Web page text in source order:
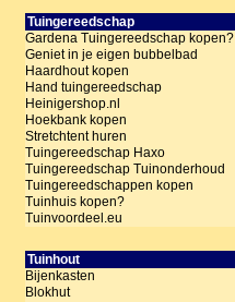
Tuingereedschap
Gardena Tuingereedschap kopen?
Geniet in je eigen bubbelbad
Haardhout kopen
Hand tuingereedschap
Heinigershop.nl
Hoekbank kopen
Stretchtent huren
Tuingereedschap Haxo
Tuingereedschap Tuinonderhoud
Tuingereedschappen kopen
Tuinhuis kopen?
Tuinvoordeel.eu
Tuinhout
Bijenkasten
Blokhut